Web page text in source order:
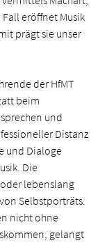
eröffnet Musik
prägt sie unser
der HfMT
beim
und
Distanz
und Dialoge
Die
lebenslang
Selbstporträts.
nicht ohne
gelangt